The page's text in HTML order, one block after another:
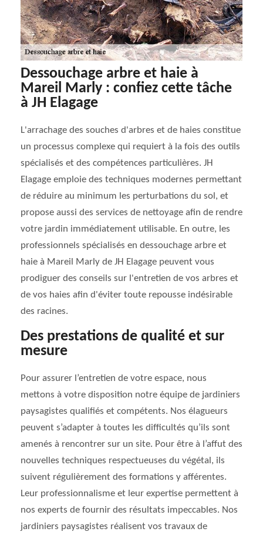
Dessouchage arbre et haie à
Mareil Marly : confiez cette tâche
à JH Elagage
L'arrachage des souches d'arbres et de haies constitue
un processus complexe qui requiert à la fois des outils
spécialisés et des compétences particulières. JH
Elagage emploie des techniques modernes permettant
de réduire au minimum les perturbations du sol, et
propose aussi des services de nettoyage afin de rendre
votre jardin immédiatement utilisable. En outre, les
professionnels spécialisés en dessouchage arbre et
haie à Mareil Marly de JH Elagage peuvent vous
prodiguer des conseils sur l'entretien de vos arbres et
de vos haies afin d'éviter toute repousse indésirable
des racines.
Des prestations de qualité et sur
mesure
Pour assurer l’entretien de votre espace, nous
mettons à votre disposition notre équipe de jardiniers
paysagistes qualifiés et compétents. Nos élagueurs
peuvent s’adapter à toutes les difficultés qu’ils sont
amenés à rencontrer sur un site. Pour être à l’affut des
nouvelles techniques respectueuses du végétal, ils
suivent régulièrement des formations y afférentes.
Leur professionnalisme et leur expertise permettent à
nos experts de fournir des résultats impeccables. Nos
jardiniers paysagistes réalisent vos travaux de